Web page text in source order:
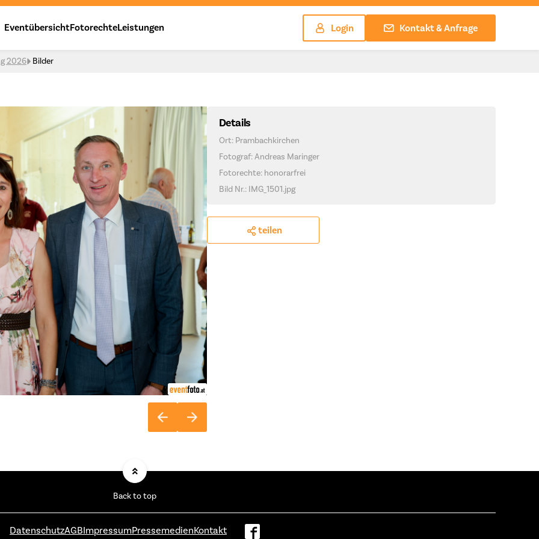
EventübersichtFotorechteLeistungen Login Kontakt & Anfrage
2026 Bilder
Details
Ort: Prambachkirchen
Fotograf: Andreas Maringer
Fotorechte: honorarfrei
Bild Nr.: IMG_1501.jpg
teilen
Back to top
DatenschutzAGBImpressumPressemedienKontakt